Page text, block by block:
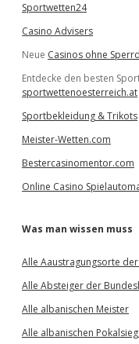
Sportwetten24
Casino Advisers
Neue Casinos ohne
Entdecke den besten
sportwettenoesterreich.at
Sportbekleidung & Trikots
Meister-Wetten.com
Bestercasinomentor.com
Online Casino
Was man wissen muss
Alle Aaustragungsorte der
Alle Absteiger der
Alle albanischen Meister
Alle albanischen